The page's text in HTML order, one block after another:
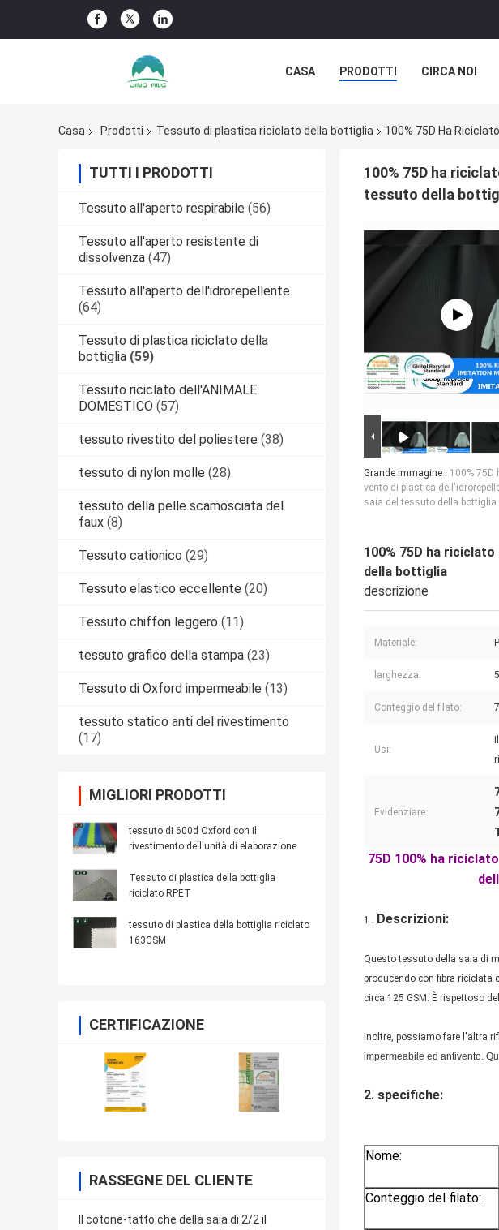
CASA PRODOTTI CIRCA NOI
Casa
Prodotti Tessuto di plastica riciclato della bottiglia 100% 75D Ha
TUTTI I PRODOTTI
Tessuto all'aperto respirabile (56)
Tessuto all'aperto resistente di
dissolvenza (47)
Tessuto all'aperto dell'idrorepellente
(64)
Tessuto di plastica riciclato della
bottiglia (59)
Tessuto riciclato dell'ANIMALE
DOMESTICO (57)
tessuto rivestito del poliestere (38)
tessuto di nylon molle (28)
tessuto della pelle scamosciata del
faux (8)
Tessuto cationico (29)
Tessuto elastico eccellente (20)
Tessuto chiffon leggero (11)
tessuto grafico della stampa (23)
Tessuto di Oxford impermeabile (13)
tessuto statico anti del rivestimento
(17)
MIGLIORI PRODOTTI
tessuto di 600d Oxford con il
rivestimento dell'unità di elaborazione
Tessuto di plastica della bottiglia
riciclato RPET
tessuto di plastica della bottiglia riciclato
163GSM
CERTIFICAZIONE
RASSEGNE DEL CLIENTE
Il cotone-tatto che della saia di 2/2 il
100% 75D ha
tessuto della
Grande immagine : 100% 75D
vento di plastica
saia del tessuto della bottiglia
100% 75D ha
della bottiglia
descrizione
Materiale:
larghezza:
Conteggio del filato:
Usi:
Evidenziare:
75D 100% ha
1 . Descrizioni:
Questo tessuto della saia di
producendo con fibra riciclata
circa 125 GSM. È rispettoso
Inoltre, possiamo fare l'altra
impermeabile ed antivento.
2. specifiche:
Nome:
Conteggio del filato: